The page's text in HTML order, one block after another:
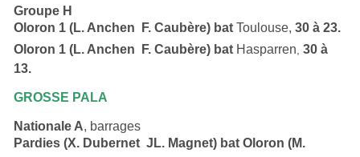
Groupe H
Oloron 1 (L. Anchen  F. Caubère) batToulouse,30 à 23.
Oloron 1 (L. Anchen  F. Caubère) bat Hasparren ,30 à
13.
GROSSE PALA
Nationale A, barrages
Pardies (X. Dubernet  JL. Magnet) batOloron (M.